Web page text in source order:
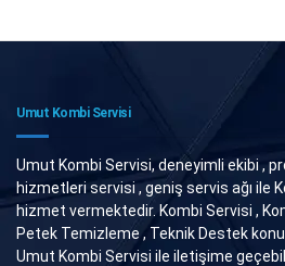
Umut Kombi Servisi
Umut Kombi Servisi, deneyimli ekibi ,
hizmetleri servisi , geniş servis ağı ile
hizmet vermektedir. Kombi Servisi ,
Petek Temizleme , Teknik Destek
Umut Kombi Servisi ile iletişime